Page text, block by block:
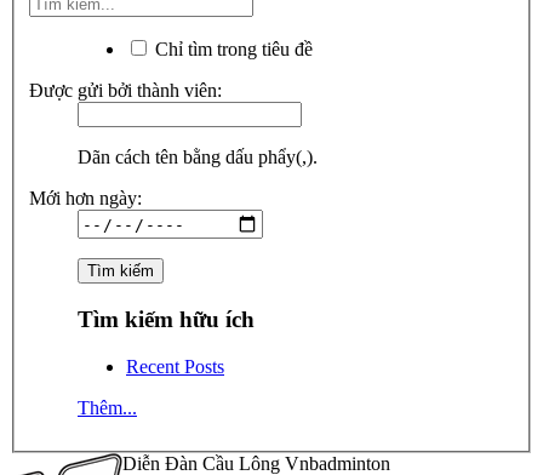
Chỉ tìm trong tiêu đề
Được gửi bởi thành viên:
Dãn cách tên bằng dấu phẩy(,).
Mới hơn ngày:
Tìm kiếm hữu ích
Recent Posts
Thêm...
Diễn Đàn Cầu Lông Vnbadminton